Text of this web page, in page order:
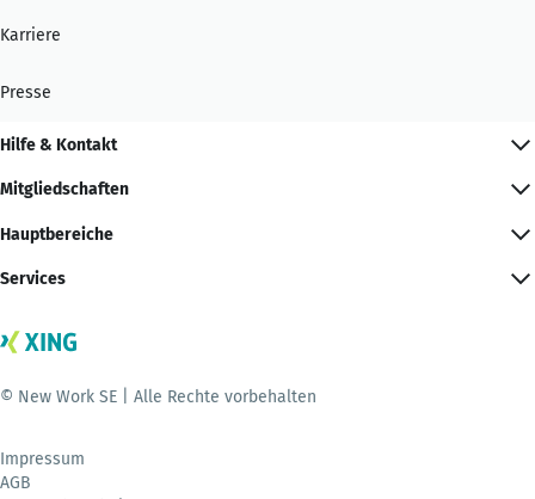
Karriere
Presse
Hilfe & Kontakt
Mitgliedschaften
Hauptbereiche
Services
© New Work SE | Alle Rechte vorbehalten
Impressum
AGB